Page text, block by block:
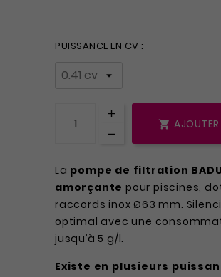
PUISSANCE EN CV :
 AJOUTER
La pompe de filtration
amorçante pour piscines,
raccords inox Ø63 mm.
optimal avec une
jusqu’à 5 g/l.
Existe en plusieurs